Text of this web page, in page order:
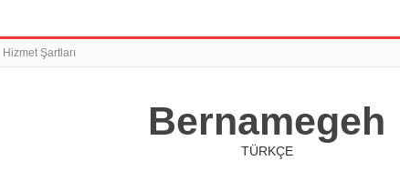
Hizmet Şartları
Bernamegeh
TÜRKÇE